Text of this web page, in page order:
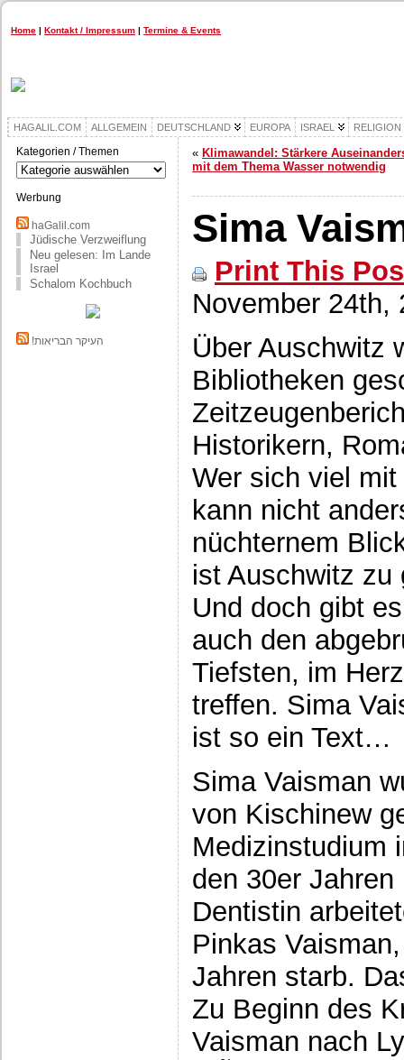
Home | Kontakt / Impressum | Termine & Events
HAGALIL.COM ALLGEMEIN DEUTSCHLAND EUROPA ISRAEL RELIGION
Kategorien / Themen
Kategorien
/
Themen
Werbung
haGalil.com
Jüdische Verzweiflung
Neu gelesen: Im Lande
Israel
Schalom Kochbuch
!העיקר הבריאות
« Klimawandel: Stärkere
mit dem Thema Wasser notwendig
Sima
Print This
November 24th,
Über Auschwitz
Bibliotheken
Historikern,
Wer sich viel
kann nicht
nüchternem
ist Auschwitz zu
Und doch gibt
auch den
Tiefsten, im
treffen. Sima
ist so ein Text…
Sima Vaisman
von Kischinew
Medizinstudium
den 30er
Dentistin
Pinkas
Jahren starb.
Zu Beginn des
Vaisman nach